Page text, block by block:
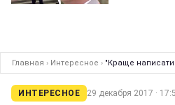
Главная › Интересное › "Краще написати
ИНТЕРЕСНОЕ 29 декабря 2017 ·